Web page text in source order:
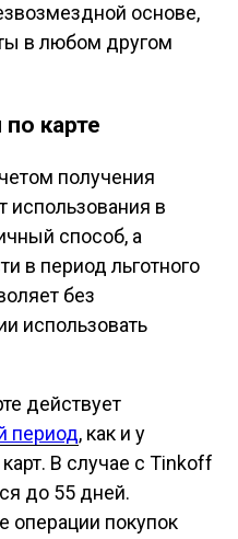
основе,
в любом другом
карте
получения
использования в
способ, а
в период льготного
без
использовать
действует
период, как и у
В случае с Tinkoff
до 55 дней.
операции покупок